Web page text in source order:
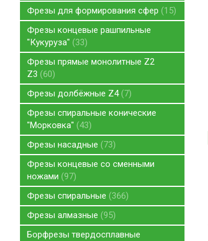
Фрезы для формирования сфер
15
Фрезы концевые рашпильные
"Кукуруза"
33
Фрезы прямые монолитные Z2
Z3
60
Фрезы долбёжные Z4 7
Фрезы спиральные конические
"Морковка"
43
Фрезы насадные
73
Фрезы концевые со сменными
ножами
97
Фрезы спиральные
366
Фрезы алмазные
95
Борфрезы твердосплавные